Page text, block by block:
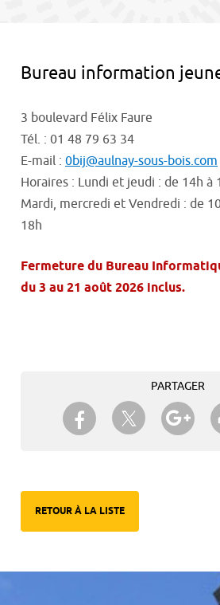
Bureau information
3 boulevard Félix Faure
Tél. : 01 48 79 63 34
E-mail : 0bij@aulnay-sous-bois.com
Horaires : Lundi et jeudi : de 14h à
Mardi, mercredi et Vendredi : de
18h
Fermeture du Bureau
du 3 au 21 août 2026 inclus.
PARTAGER
Partager surPartager sur
RETOUR À LA LISTE